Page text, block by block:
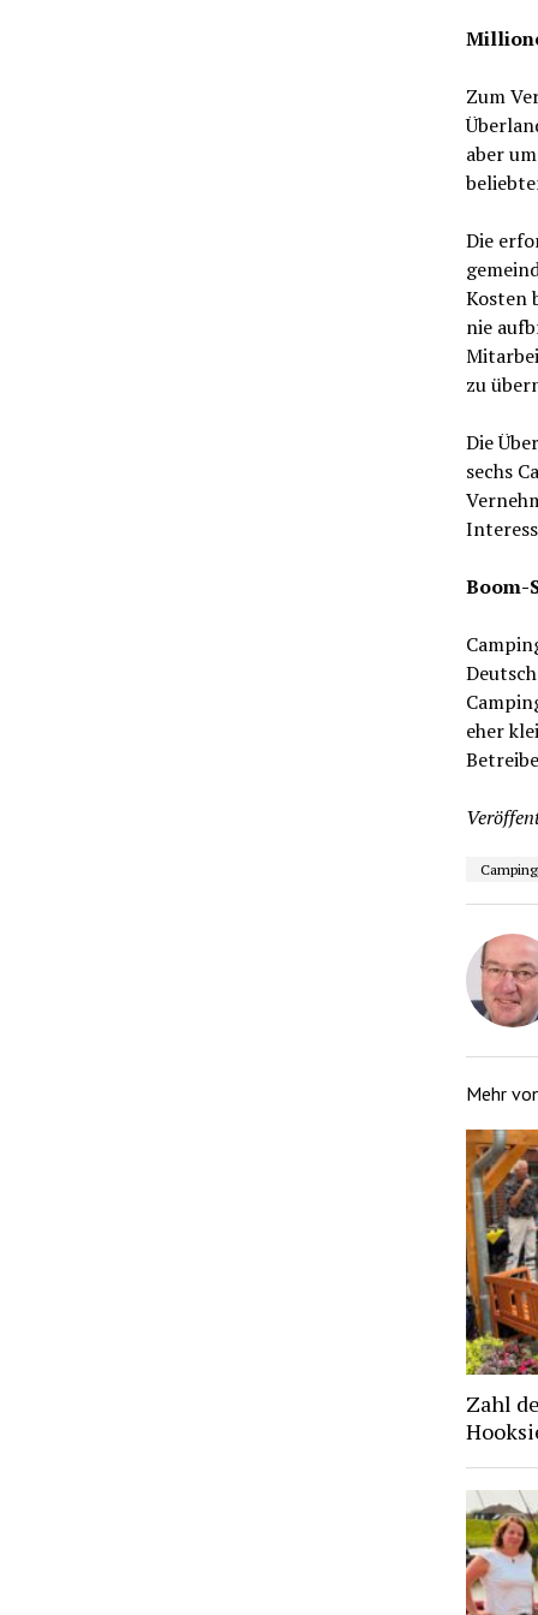
Zum
aber
Die
Kosten
nie
zu
Die
sechs
Boom-
eher
Mehr
Zahl